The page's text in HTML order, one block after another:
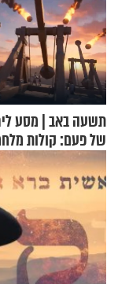
תשעה באב | מסע
של פעם: קולות
הזיתים